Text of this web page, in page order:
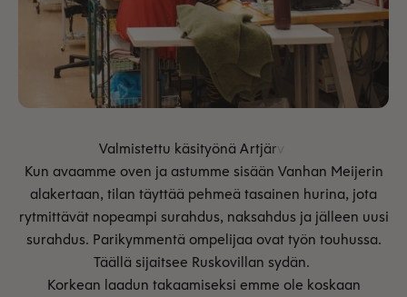
Kun avaamme oven ja astumme sisään Vanhan Meijerin
alakertaan, tilan täyttää pehmeä tasainen hurina, jota
rytmittävät nopeampi surahdus, naksahdus ja jälleen uusi
surahdus. Parikymmentä ompelijaa ovat työn touhussa.
Täällä sijaitsee Ruskovillan sydän.
Korkean laadun takaamiseksi emme ole koskaan